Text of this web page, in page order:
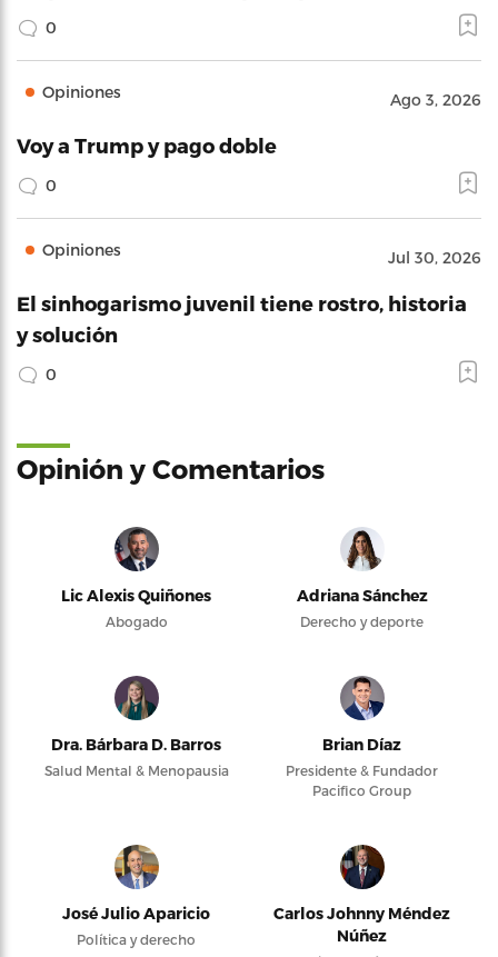
0
Opiniones Ago 3, 2026
Voy a Trump y pago doble
0
Opiniones Jul 30, 2026
El sinhogarismo juvenil tiene rostro, historia
y solución
0
Opinión y Comentarios
Lic Alexis Quiñones
Abogado
Adriana Sánchez
Derecho y deporte
Dra. Bárbara D. Barros
Salud Mental & Menopausia
Brian Díaz
Presidente & Fundador
Pacifico Group
José Julio Aparicio
Política y derecho
Carlos Johnny Méndez
Núñez